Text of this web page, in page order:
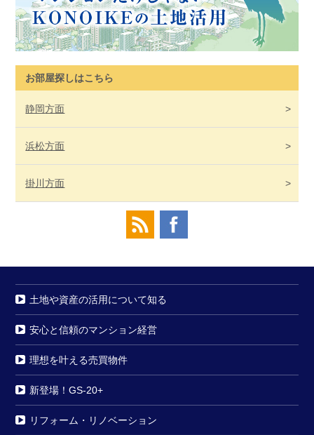
お部屋探しはこちら
静岡方面
浜松方面
掛川方面
土地や資産の活用について知る
安心と信頼のマンション経営
理想を叶える売買物件
新登場！GS-20+
リフォーム・リノベーション